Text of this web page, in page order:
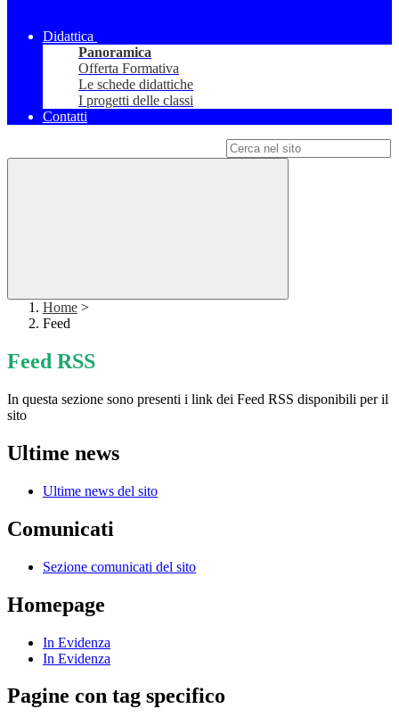
Didattica
Panoramica
Offerta Formativa
Le schede didattiche
I progetti delle classi
Contatti
Home >
Feed
Feed RSS
In questa sezione sono presenti i link dei Feed RSS disponibili per il
sito
Ultime news
Ultime news del sito
Comunicati
Sezione comunicati del sito
Homepage
In Evidenza
In Evidenza
Pagine con tag specifico